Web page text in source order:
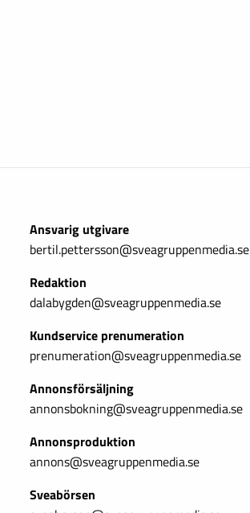
Ansvarig utgivare
bertil.pettersson@sveagruppenmedia.se
Redaktion
dalabygden@sveagruppenmedia.se
Kundservice prenumeration
prenumeration@sveagruppenmedia.se
Annonsförsäljning
annonsbokning@sveagruppenmedia.se
Annonsproduktion
annons@sveagruppenmedia.se
Sveabörsen